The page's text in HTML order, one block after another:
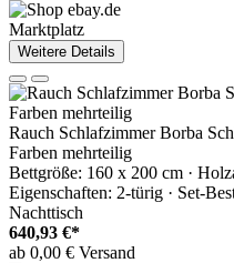
Marktplatz
Weitere Details
Rauch Schlafzimmer Borba
Farben mehrteilig
Bettgröße: 160 x 200 cm ·
Eigenschaften: 2-türig · Set-
Nachttisch
640,93 €*
ab 0,00 € Versand